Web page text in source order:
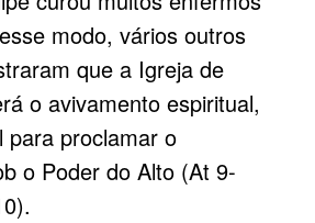
modo, vários outros
que a Igreja de
o avivamento espiritual,
para proclamar o
o Poder do Alto (At 9-